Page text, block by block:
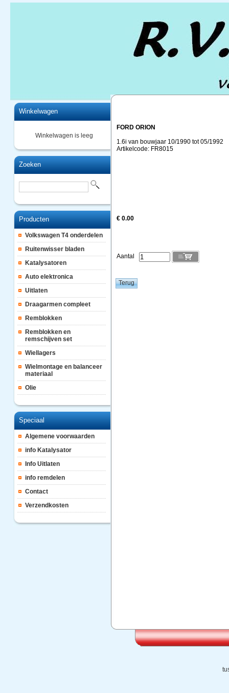
Winkelwagen
Winkelwagen is leeg
Zoeken
Producten
Volkswagen T4 onderdelen
Ruitenwisser bladen
Katalysatoren
Auto elektronica
Uitlaten
Draagarmen compleet
Remblokken
Remblokken en
remschijven set
Wiellagers
Wielmontage en balanceer
materiaal
Olie
Speciaal
Algemene voorwaarden
info Katalysator
Info Uitlaten
info remdelen
Contact
Verzendkosten
FORD ORION
1.6i van bouwjaar 10/1990 tot 05/1992
Artikelcode: FR8015
€ 0.00
Aantal